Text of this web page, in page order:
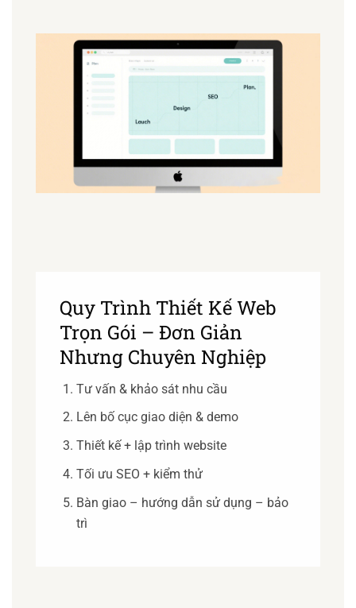
Quy Trình Thiết Kế Web
Trọn Gói – Đơn Giản
Nhưng Chuyên Nghiệp
Tư vấn & khảo sát nhu cầu
Lên bố cục giao diện & demo
Thiết kế + lập trình website
Tối ưu SEO + kiểm thử
Bàn giao – hướng dẫn sử dụng – bảo
trì